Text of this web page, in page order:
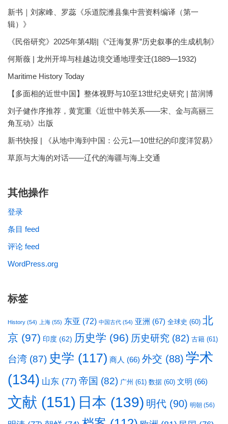
新书｜刘家峰、罗蕊《乐道院潍县集中营资料编译（第一
辑）》
《民俗研究》2025年第4期|《“迁海复界”历史叙事的生成机制》
何斯薇 | 龙州开埠与桂越边境交通地理变迁(1889—1932)
Maritime History Today
【多面相的近世中国】整体视野与10至13世纪史研究 | 苗润博
刘子健作序推荐，黄宽重《近世中韩关系——宋、金与高丽三
角互动》出版
新书快报 | 《从地中海到中国：公元1—10世纪的印度洋贸易》
草原与大海的对话——辽代的海疆与海上交通
其他操作
登录
条目 feed
评论 feed
WordPress.org
标签
History (54) 上海 (55) 东亚 (72) 中国古代 (54) 亚洲 (67) 全球史 (60) 北
京 (97) 印度 (62) 历史学 (96) 历史研究 (82) 古籍 (61)
台湾 (87) 史学 (117) 商人 (66) 外交 (88) 学术
(134) 山东 (77) 帝国 (82) 广州 (61) 数据 (60) 文明 (66)
文献 (151) 日本 (139) 明代 (90) 明朝 (56)